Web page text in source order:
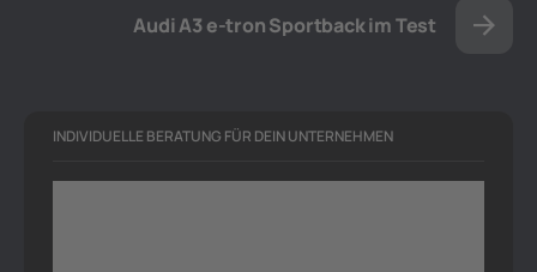
Audi A3 e-tron Sportback im Test
INDIVIDUELLE BERATUNG FÜR DEIN UNTERNEHMEN